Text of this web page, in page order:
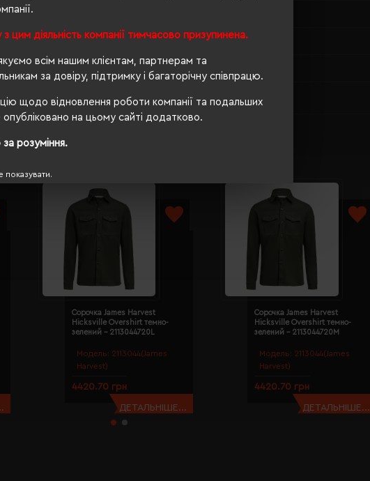
з цим діяльність компанії тимчасово призупинена.
всім нашим клієнтам, партнерам та
за довіру, підтримку і багаторічну співпрацю.
щодо відновлення роботи компанії та подальших
опубліковано на цьому сайті додатково.
розуміння.
показувати.
TEX® Standard 100, PETA-Approved Vegan
Модель: 2113044(James
Harvest)
Сорочка James Harvest
Hicksville Overshirt темно-
зелений - 2113044720L
4420.70 грн
ДЕТАЛЬНІШЕ...
Модель: 2113044(James
Harvest)
Сорочка James Harvest
Hicksville Overshirt темно-
зелений - 2113044720M
4420.70 грн
ДЕТАЛЬНІШЕ...